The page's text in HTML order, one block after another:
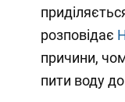
розповідає
причини,
пити воду